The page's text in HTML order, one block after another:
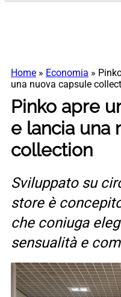
Home » Economia »
una nuova capsule
Pinko apre
e lancia una
collection
Sviluppato su
store è
che coniuga
sensualità e